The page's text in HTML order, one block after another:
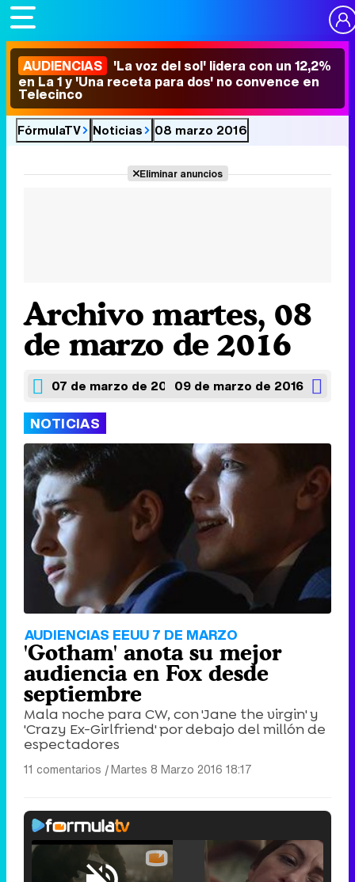
AUDIENCIAS 'La voz del sol' lidera con un 12,2%
en La 1 y 'Una receta para dos' no convence en
Telecinco
FórmulaTV Noticias 08 marzo 2016
Eliminar anuncios
Archivo martes, 08
de marzo de 2016
07 de marzo de 201609 de marzo de 2016
NOTICIAS
AUDIENCIAS EEUU 7 DE MARZO
'Gotham' anota su mejor
audiencia en Fox desde
septiembre
Mala noche para CW, con 'Jane the virgin' y
'Crazy Ex-Girlfriend' por debajo del millón de
espectadores
11 comentarios |Martes 8 Marzo 2016 18:17